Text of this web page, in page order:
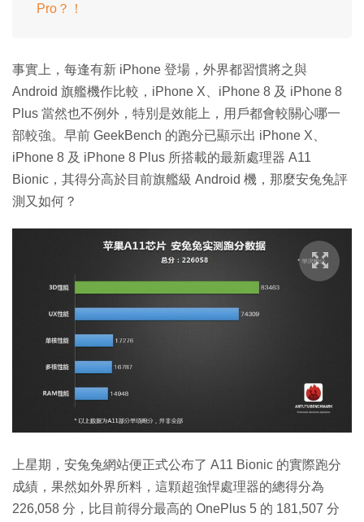
Pro？！
事實上，每逢有新 iPhone 登場，外界都習慣將之與
Android 旗艦機作比較，iPhone X、iPhone 8 及 iPhone 8
Plus 當然也不例外，特別是效能上，用戶都會較關心哪一
部較強。早前 GeekBench 的跑分已顯示出 iPhone X、
iPhone 8 及 iPhone 8 Plus 所搭載的最新處理器 A11
Bionic，其得分高於目前旗艦級 Android 機，那麼安兔兔評
測又如何？
上星期，安兔兔網站便正式公布了 A11 Bionic 的實際跑分
成績，果然如外界所料，這顆超強悍處理器的總得分為
226,058 分，比目前得分最高的 OnePlus 5 的 181,507 分